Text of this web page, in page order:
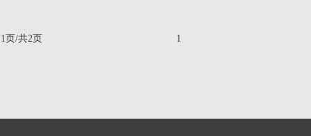
页/共2页 1